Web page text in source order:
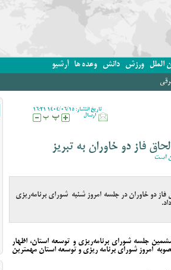
الملل ورزش دانش وعده ها آرشیو
تاریخ انتشار: 1404/06/15 16:21
ارسال
فاز دو خاوران به تبریز
است
دو خاوران در جلسه امروز شنبه شورای برنامه‌ریزی
جلسه شورای برنامه‌ریزی و توسعه استان، اظهار
تعیین تکلیف اراضی فاز دو شهرک خاوران در میان 50 مصوبه امروز شورای برنامه ریزی و توسعه استان مهمترین